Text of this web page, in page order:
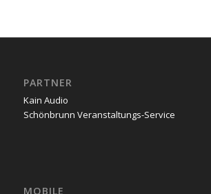
PARTNER
Kain Audio
Schönbrunn Veranstaltungs-Service
MOBILE